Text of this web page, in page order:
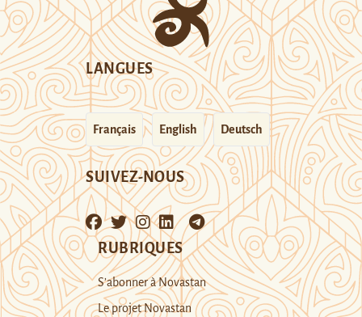
LANGUES
Français English Deutsch
SUIVEZ-NOUS
RUBRIQUES
S’abonner à Novastan
Le projet Novastan